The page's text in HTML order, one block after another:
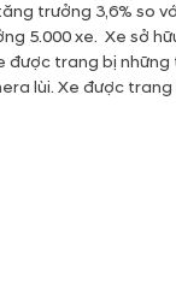
trưởng 3,6% so
5.000 xe. Xe sở
được trang bị
lùi. Xe được trang